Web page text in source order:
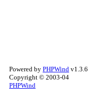
Powered by PHPWind v1.3.6
Copyright © 2003-04
PHPWind